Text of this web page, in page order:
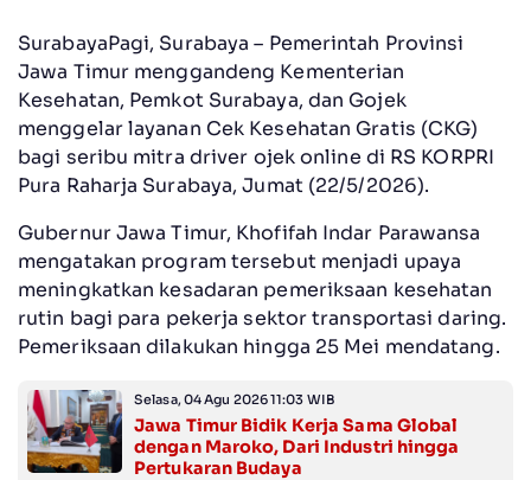
SurabayaPagi, Surabaya – Pemerintah Provinsi
Jawa Timur menggandeng Kementerian
Kesehatan, Pemkot Surabaya, dan Gojek
menggelar layanan Cek Kesehatan Gratis (CKG)
bagi seribu mitra driver ojek online di RS KORPRI
Pura Raharja Surabaya, Jumat (22/5/2026).
Gubernur Jawa Timur, Khofifah Indar Parawansa
mengatakan program tersebut menjadi upaya
meningkatkan kesadaran pemeriksaan kesehatan
rutin bagi para pekerja sektor transportasi daring.
Pemeriksaan dilakukan hingga 25 Mei mendatang.
Selasa, 04 Agu 2026 11:03 WIB
Jawa Timur Bidik Kerja Sama Global
dengan Maroko, Dari Industri hingga
Pertukaran Budaya